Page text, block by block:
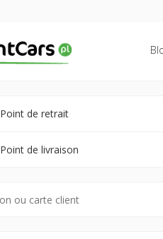
Point de retrait
Point de livraison